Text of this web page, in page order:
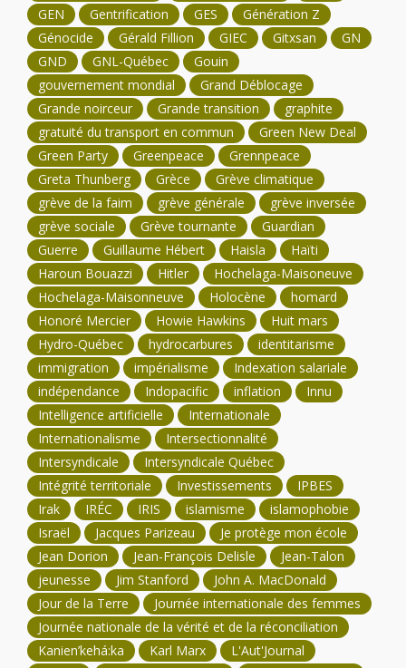
GEN
Gentrification GES
Génération Z
Génocide
Gérald Fillion GIEC Gitxsan
GN
GND
GNL-Québec
Gouin
gouvernement mondial
Grand Déblocage
Grande noirceur
Grande transition
graphite
gratuité du transport en commun
Green New Deal
Green Party
Greenpeace
Grennpeace
Greta Thunberg
Grèce
Grève climatique
grève de la faim
grève générale
grève inversée
grève sociale
Grève tournante
Guardian
Guerre
Guillaume Hébert Haisla
Haïti
Haroun Bouazzi
Hitler
Hochelaga-Maisoneuve
Hochelaga-Maisonneuve
Holocène
homard
Honoré Mercier
Howie Hawkins
Huit mars
Hydro-Québec
hydrocarbures
identitarisme
immigration
impérialisme
Indexation salariale
indépendance
Indopacific inflation
Innu
Intelligence artificielle
Internationale
Internationalisme
Intersectionnalité
Intersyndicale
Intersyndicale Québec
Intégrité territoriale
Investissements
IPBES
Irak
IRÉC IRIS islamisme
islamophobie
Israël
Jacques Parizeau
Je protège mon école
Jean Dorion
Jean-François Delisle
Jean-Talon
jeunesse
Jim Stanford
John A. MacDonald
Jour de la Terre
Journée internationale des femmes
Journée nationale de la vérité et de la réconciliation
Kanien’kehá:ka
Karl Marx
L'Aut'Journal